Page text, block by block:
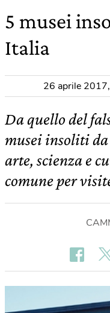
5 musei
Italia
26 aprile 2017,
Da quello del
musei insoliti
arte, scienza e
comune per